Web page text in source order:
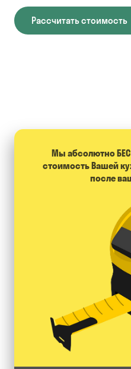
Рассчитать стоимость
Мы абсолютно
стоимость Вашей
после